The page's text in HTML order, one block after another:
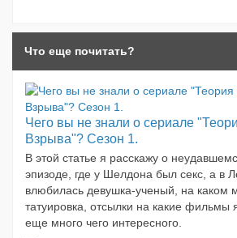
Что еще почитать?
Чего вы не знали о сериале
Взрыва"? Сезон 1.
В этой статье я расскажу о
эпизоде, где у Шелдона был секс, а в
влюбилась девушка-ученый, на каком
татуировка, отсылки на какие фильмы
еще много чего интересного.